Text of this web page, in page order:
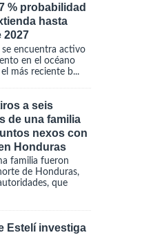
% probabilidad
hasta
2027
encuentra activo
en el océano
más reciente b...
a seis
de una familia
nexos con
Honduras
familia fueron
de Honduras,
que
Estelí investiga